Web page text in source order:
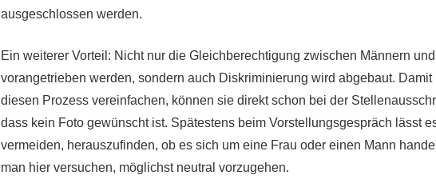
ausgeschlossen werden.
Ein weiterer Vorteil: Nicht nur die Gleichberechtigung zwischen Männern
vorangetrieben werden, sondern auch Diskriminierung wird abgebaut. Damit
diesen Prozess vereinfachen, können sie direkt schon bei der
dass kein Foto gewünscht ist. Spätestens beim Vorstellungsgespräch lässt
vermeiden, herauszufinden, ob es sich um eine Frau oder einen Mann
man hier versuchen, möglichst neutral vorzugehen.